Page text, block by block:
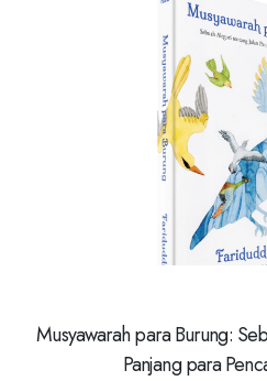
Musyawarah para Burung:
Panjang para